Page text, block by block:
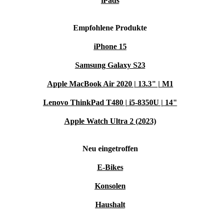
Empfohlene Produkte
iPhone 15
Samsung Galaxy S23
Apple MacBook Air 2020 | 13.3" | M1
Lenovo ThinkPad T480 | i5-8350U | 14"
Apple Watch Ultra 2 (2023)
Neu eingetroffen
E-Bikes
Konsolen
Haushalt